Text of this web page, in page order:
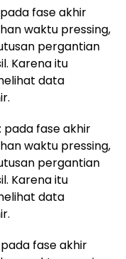
fase akhir
waktu pressing,
pergantian
Karena itu
data
pada fase akhir
waktu pressing,
pergantian
Karena itu
data
fase akhir